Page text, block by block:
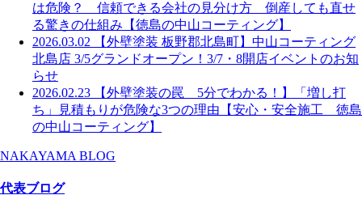
は危険？ 信頼できる会社の見分け方 倒産しても直せ
る驚きの仕組み【徳島の中山コーティング】
2026.03.02
【外壁塗装 板野郡北島町】中山コーティング
北島店 3/5グランドオープン！3/7・8開店イベントのお知
らせ
2026.02.23
【外壁塗装の罠 5分でわかる！】「増し打
ち」見積もりが危険な3つの理由【安心・安全施工 徳島
の中山コーティング】
NAKAYAMA BLOG
代表ブログ